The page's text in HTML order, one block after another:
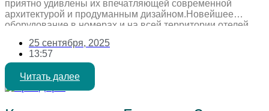
приятно удивлены их впечатляющей современной
архитектурой и продуманным дизайном.Новейшее
оборудование в номерах и на всей территории отелей
Постояльцам доступны разнообразные опции для
идеального отдыха: от личных бассейнов и ресторанов
высокой кухни (включая заведения со звездами Мишлен)
до современных спа- и фитнес-зон, а также […]
25 сентября, 2025
13:57
Читать далее